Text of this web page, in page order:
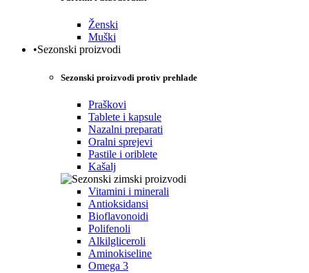
Ženski
Muški
•Sezonski proizvodi
Sezonski proizvodi protiv prehlade
Praškovi
Tablete i kapsule
Nazalni preparati
Oralni sprejevi
Pastile i oriblete
Kašalj
Vitamini i minerali
Antioksidansi
Bioflavonoidi
Polifenoli
Alkilgliceroli
Aminokiseline
Omega 3